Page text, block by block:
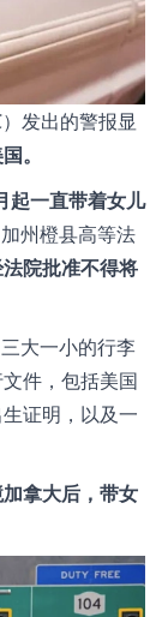
发出的警报显
。
起一直带着女儿
州橙县高等法
院批准不得将
大一小的行李
件，包括美国
证明，以及一
拿大后，带女